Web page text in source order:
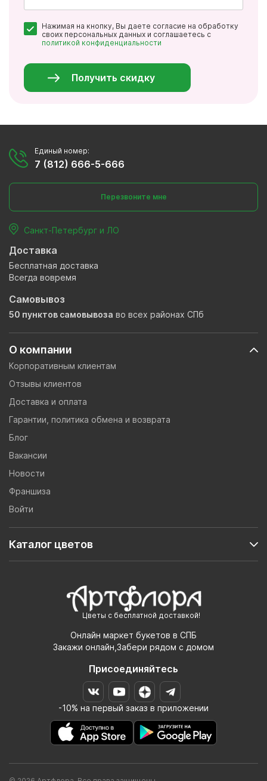
*
Нажимая на кнопку, Вы даете согласие на обработку
своих персональных данных и соглашаетесь с
политикой конфиденциальности
Получить скидку
Цветы с бесплатной доставкой!
Онлайн маркет букетов в СПБ
Закажи онлайн,Забери рядом с домом
Присоединяйтесь
-10% на первый заказ в приложении
О компании
Корпоративным клиентам
Отзывы клиентов
Доставка и оплата
Гарантии, политика обмена и возврата
Блог
Вакансии
Новости
Франшиза
Войти
Каталог цветов
Единый номер:
7 (812) 666-5-666
Перезвоните мне
Санкт-Петербург и ЛО
Доставка
Бесплатная доставка
Всегда вовремя
Самовывоз
50 пунктов самовывоза во всех районах СПб